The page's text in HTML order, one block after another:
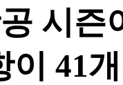
시
이 41